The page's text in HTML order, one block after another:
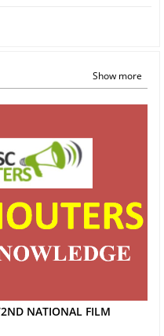
Show more
NATIONAL FILM